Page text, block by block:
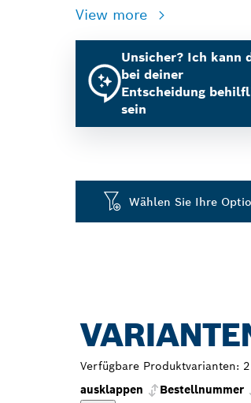
View more
Unsicher? Ich kann
bei deiner
Entscheidung
sein
Wählen Sie Ihre
Verfügbare Produktvarianten: 2
ausklappen
Bestellnummer